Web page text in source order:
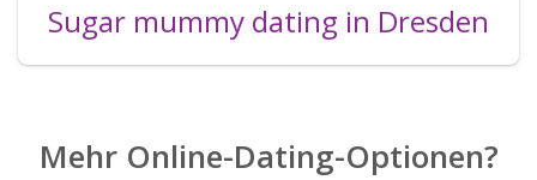
Sugar mummy dating in Dresden
Mehr Online-Dating-Optionen?